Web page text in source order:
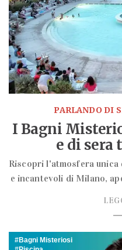
PARLANDO DI
I Bagni
e di sera
Riscopri l'atmosfera
e incantevoli di Milano,
Bagni Misteriosi